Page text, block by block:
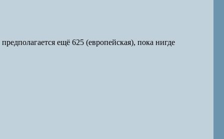
ещё 625 (европейская), пока нигде